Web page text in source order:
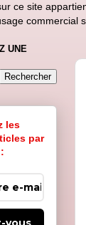
ce site
commercial
UNE
les
par